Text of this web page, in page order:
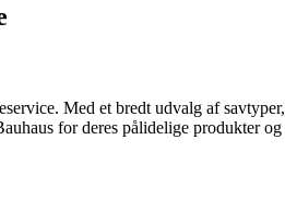
Med et bredt udvalg af
for deres pålidelige produkter